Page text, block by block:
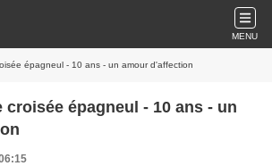
MENU
épagneul - 10 ans - un amour d'affection
croisée épagneul - 10 ans - un